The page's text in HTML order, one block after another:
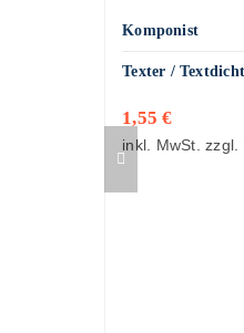
Komponist
Texter /
1,55€
inkl. MwSt. zzgl.